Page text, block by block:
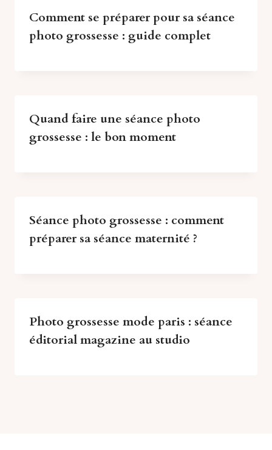
Comment se préparer pour sa séance
photo grossesse : guide complet
Quand faire une séance photo
grossesse : le bon moment
Séance photo grossesse : comment
préparer sa séance maternité ?
Photo grossesse mode paris : séance
éditorial magazine au studio